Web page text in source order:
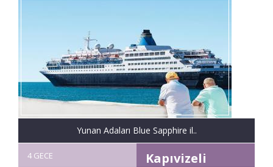
Yunan Adaları Blue Sapphire il..
4 GECE Kapıvizeli